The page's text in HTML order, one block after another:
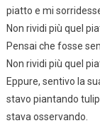
piatto e mi
Non rividi più quel
Pensai che fosse
Non rividi più quel
Eppure, sentivo la
stavo piantando
stava osservando.